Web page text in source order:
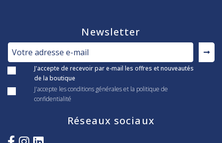
Newsletter
J'accepte de recevoir par e-mail les offres et nouveautés
de la boutique
J'accepte les conditions générales et la politique de
confidentialité
Réseaux sociaux